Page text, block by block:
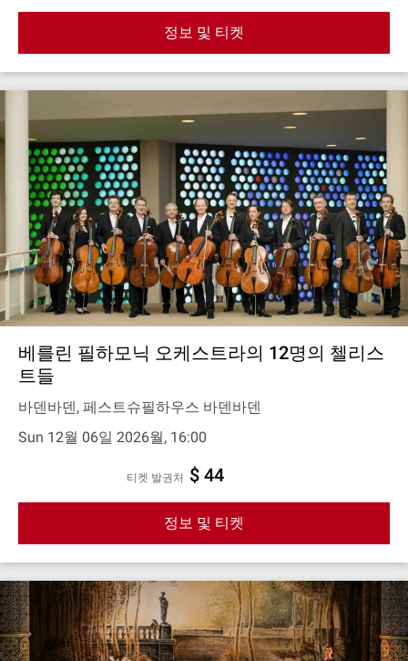
정보 및 티켓
베를린 필하모닉 오케스트라의 12명의 첼리스
트들
바덴바덴, 페스트슈필하우스 바덴바덴
Sun 12월 06일 2026월, 16:00
티켓 발권처 $ 44
정보 및 티켓